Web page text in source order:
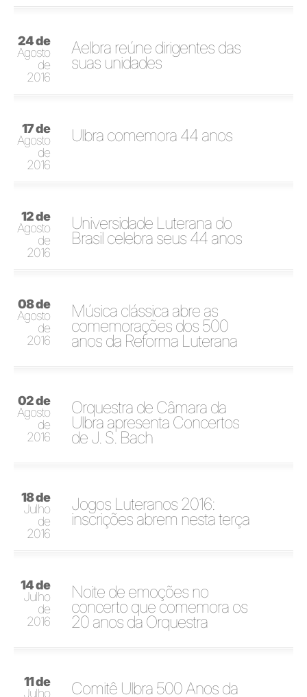
24 de
Agosto
de
2016
Aelbra reúne dirigentes das
suas unidades
17 de
Agosto
de
2016
Ulbra comemora 44 anos
12 de
Agosto
de
2016
Universidade Luterana do
Brasil celebra seus 44 anos
08 de
Agosto
de
2016
Música clássica abre as
comemorações dos 500
anos da Reforma Luterana
02 de
Agosto
de
2016
Orquestra de Câmara da
Ulbra apresenta Concertos
de J. S. Bach
18 de
Julho
de
2016
Jogos Luteranos 2016:
inscrições abrem nesta terça
14 de
Julho
de
2016
Noite de emoções no
concerto que comemora os
20 anos da Orquestra
11 de
Julho
Comitê Ulbra 500 Anos da